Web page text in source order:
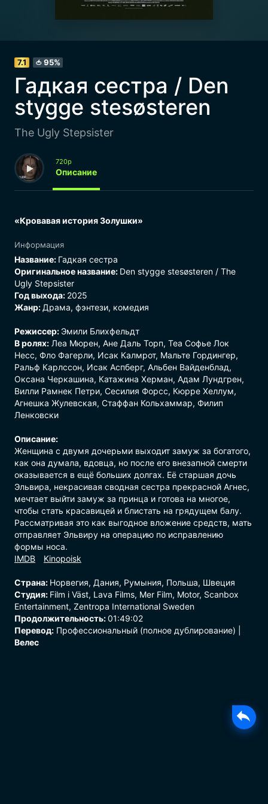
🍅 95%
7.1
Гадкая сестра / Den
stygge stesøsteren
The Ugly Stepsister
720p
Описание
«Кровавая история Золушки»
Информация
Название: Гадкая сестра
Оригинальное название: Den stygge stesøsteren / The
Ugly Stepsister
Год выхода: 2025
Жанр: Драма, фэнтези, комедия
Режиссер: Эмили Блихфельдт
В ролях: Леа Мюрен, Ане Даль Торп, Теа Софье Лок
Несс, Фло Фагерли, Исак Калмрот, Мальте Гордингер,
Ральф Карлссон, Исак Аспберг, Альбен Вайденблад,
Оксана Черкашина, Катажина Херман, Адам Лундгрен,
Вилли Рамнек Петри, Сесилия Форсс, Кюрре Хеллум,
Агнешка Жулевская, Стаффан Кольхаммар, Филип
Ленковски
Описание:
Женщина с двумя дочерьми выходит замуж за богатого,
как она думала, вдовца, но после его внезапной смерти
оказывается в ещё больших долгах. Её старшая дочь
Эльвира, некрасивая сводная сестра прекрасной Агнес,
мечтает выйти замуж за принца и готова на многое,
чтобы стать красавицей и блистать на грядущем балу.
Рассматривая это как выгодное вложение средств, мать
отправляет Эльвиру на операцию по исправлению
формы носа.
Страна: Норвегия, Дания, Румыния, Польша, Швеция
Студия: Film i Väst, Lava Films, Mer Film, Motor, Scanbox
Entertainment, Zentropa International Sweden
Продолжительность:01:49:02
Перевод: Профессиональный (полное дублирование) |
Велес